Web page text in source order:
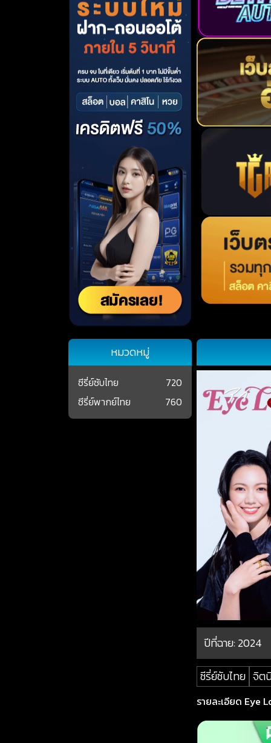
ปีที่ฉาย:2024
ซีรี่ย์ซับไทย จิต
รายละเอียด Eye
หมวดหมู่
ซีรี่ย์ซับไทย
720
ซีรี่ย์พากย์ไทย
760